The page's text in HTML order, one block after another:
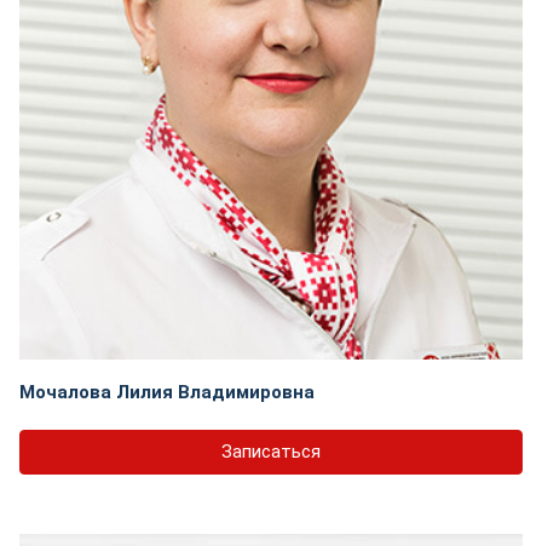
Мочалова Лилия Владимировна
Записаться